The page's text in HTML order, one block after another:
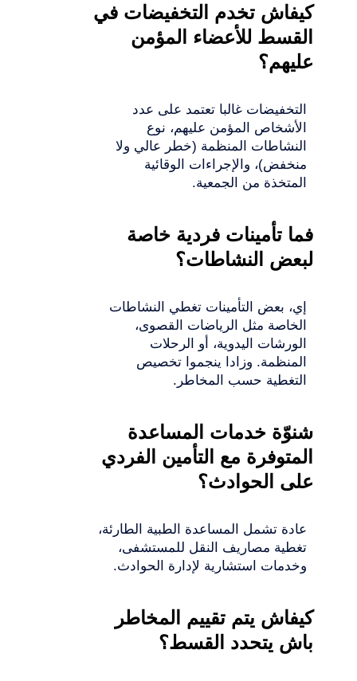
كيفاش تخدم التخفيضات في
القسط للأعضاء المؤمن
عليهم؟
التخفيضات غالبا تعتمد على عدد
الأشخاص المؤمن عليهم، نوع
النشاطات المنظمة (خطر عالي ولا
منخفض)، والإجراءات الوقائية
المتخذة من الجمعية.
فما تأمينات فردية خاصة
لبعض النشاطات؟
إي، بعض التأمينات تغطي النشاطات
الخاصة مثل الرياضات القصوى،
الورشات اليدوية، أو الرحلات
المنظمة. وزادا ينجموا تخصيص
التغطية حسب المخاطر.
شنوّة خدمات المساعدة
المتوفرة مع التأمين الفردي
على الحوادث؟
عادة تشمل المساعدة الطبية الطارئة،
تغطية مصاريف النقل للمستشفى،
وخدمات استشارية لإدارة الحوادث.
كيفاش يتم تقييم المخاطر
باش يتحدد القسط؟